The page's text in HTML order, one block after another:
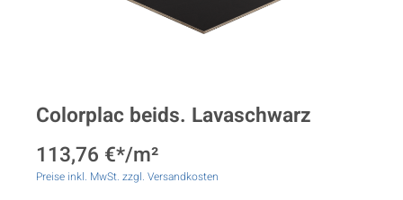
Colorplac beids. Lavaschwarz
113,76 €*/m²
Preise inkl. MwSt. zzgl. Versandkosten